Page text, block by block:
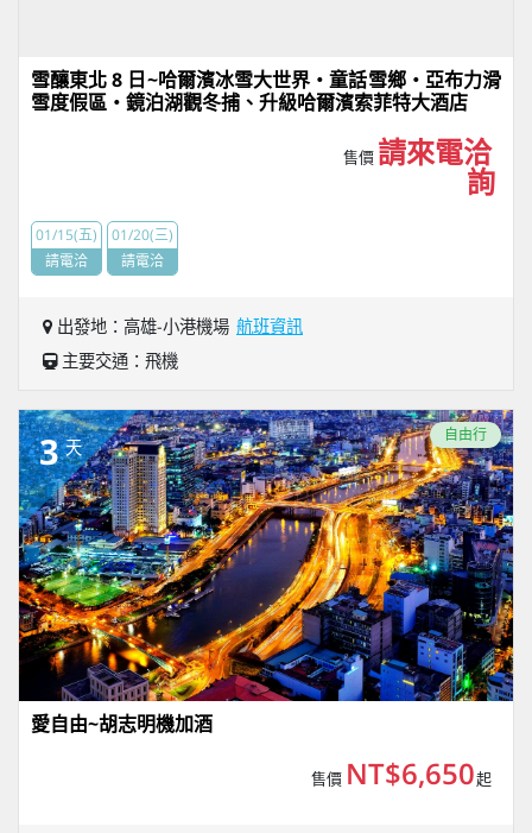
雪釀東北 8 日~哈爾濱冰雪大世界・童話雪鄉・亞布力滑
雪度假區・鏡泊湖觀冬捕、升級哈爾濱索菲特大酒店
售價 請來電洽
詢
01/15(五)
請電洽
01/20(三)
請電洽
出發地：高雄-小港機場 航班資訊
主要交通：飛機
3 天
自由行
愛自由~胡志明機加酒
售價 NT$6,650起